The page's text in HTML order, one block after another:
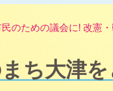
ち大津
のための議会に! 改憲